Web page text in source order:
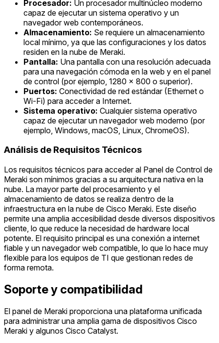
Procesador: Un procesador multinúcleo moderno
capaz de ejecutar un sistema operativo y un
navegador web contemporáneos.
Almacenamiento: Se requiere un almacenamiento
local mínimo, ya que las configuraciones y los datos
residen en la nube de Meraki.
Pantalla: Una pantalla con una resolución adecuada
para una navegación cómoda en la web y en el panel
de control (por ejemplo, 1280 x 800 o superior).
Puertos: Conectividad de red estándar (Ethernet o
Wi-Fi) para acceder a Internet.
Sistema operativo: Cualquier sistema operativo
capaz de ejecutar un navegador web moderno (por
ejemplo, Windows, macOS, Linux, ChromeOS).
Análisis de Requisitos Técnicos
Los requisitos técnicos para acceder al Panel de Control de
Meraki son mínimos gracias a su arquitectura nativa en la
nube. La mayor parte del procesamiento y el
almacenamiento de datos se realiza dentro de la
infraestructura en la nube de Cisco Meraki. Este diseño
permite una amplia accesibilidad desde diversos dispositivos
cliente, lo que reduce la necesidad de hardware local
potente. El requisito principal es una conexión a internet
fiable y un navegador web compatible, lo que lo hace muy
flexible para los equipos de TI que gestionan redes de
forma remota.
Soporte y compatibilidad
El panel de Meraki proporciona una plataforma unificada
para administrar una amplia gama de dispositivos Cisco
Meraki y algunos Cisco Catalyst.